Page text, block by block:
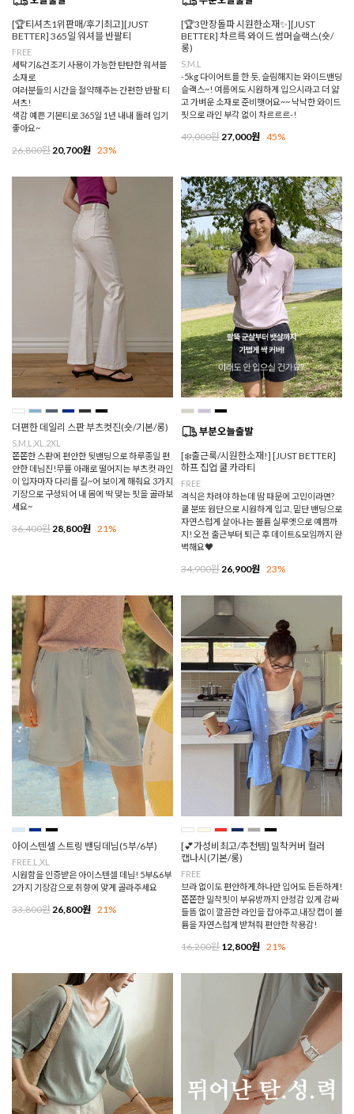
[🏆티셔츠1위판매/후기최고][JUST
BETTER] 365일 워셔블 반팔티
FREE
세탁기&건조기 사용이 가능한 탄탄한 워셔블
소재로
여러분들의 시간을 절약해주는 간편한 반팔 티
셔츠!
색감 예쁜 기본티로 365일 1년 내내 돌려 입기
좋아요~
26,800원20,700원 23%
[🏆3만장돌파 시원한소재✨][JUST
BETTER] 차르륵 와이드 썸머슬랙스(숏/
롱)
S,M,L
-5kg 다이어트를 한 듯, 슬림해지는 와이드밴딩
슬랙스~! 여름에도 시원하게 입으시라고 더 얇
고 가벼운 소재로 준비햇어요~~ 낙낙한 와이드
핏으로 라인 부각 없이 차르르르-!
49,000원27,000원 45%
더편한 데일리 스판 부츠컷진(숏/기본/롱)
S,M,L,XL,2XL
쫀쫀한 스판에 편안한 뒷밴딩으로 하루종일 편
안한 데님진!무릎 아래로 떨어지는 부츠컷 라인
이 입자마자 다리를 길~어 보이게 해줘요 3가지
기장으로 구성되어 내 몸에 딱 맞는 핏을 골라보
세요~
36,400원28,800원 21%
[❄️출근룩/시원한소재!] [JUST BETTER]
하프 집업 쿨 카라티
FREE
격식은 차려야 하는데 땀 때문에 고민이라면?
쿨 분또 원단으로 시원하게 입고, 밑단 밴딩으로
자연스럽게 살아나는 볼륨 실루엣으로 예쁨까
지! 오전 출근부터 퇴근 후 데이트&모임까지 완
벽해요♥
34,900원26,900원 23%
아이스텐셀 스트링 밴딩데님(5부/6부)
FREE,L,XL
시원함을 인증받은 아이스텐셀 데님! 5부&6부
2가지 기장감으로 취향에 맞게 골라주세요
33,800원26,800원 21%
[💕가성비최고/추천템] 밀착커버 컬러
캡나시(기본/롱)
FREE
브라 없이도 편안하게,하나만 입어도 든든하게!
쫀쫀한 밀착핏이 부유방까지 안정감 있게 감싸
들뜸 없이 깔끔한 라인을 잡아주고,내장 캡이 볼
륨을 자연스럽게 받쳐줘 편안한 착용감!
16,200원 12,800원 21%